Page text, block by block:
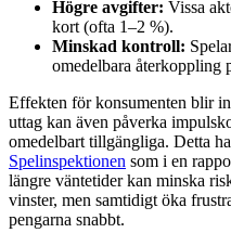
Högre avgifter: Vissa
kort (ofta 1–2 %).
Minskad kontroll:
omedelbara återkoppling
Effekten för konsumenten blir
uttag kan även påverka
omedelbart tillgängliga. Detta
Spelinspektionen som i en
längre väntetider kan minska
vinster, men samtidigt öka
pengarna snabbt.